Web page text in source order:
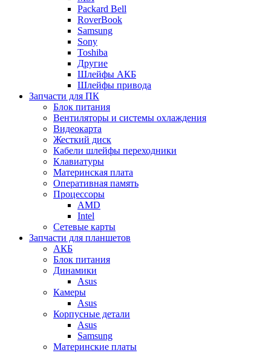
Packard Bell
RoverBook
Samsung
Sony
Toshiba
Другие
Шлейфы АКБ
Шлейфы привода
Запчасти для ПК
Блок питания
Вентиляторы и системы охлаждения
Видеокарта
Жесткий диск
Кабели шлейфы переходники
Клавиатуры
Материнская плата
Оперативная память
Процессоры
AMD
Intel
Сетевые карты
Запчасти для планшетов
АКБ
Блок питания
Динамики
Asus
Камеры
Asus
Корпусные детали
Asus
Samsung
Материнские платы